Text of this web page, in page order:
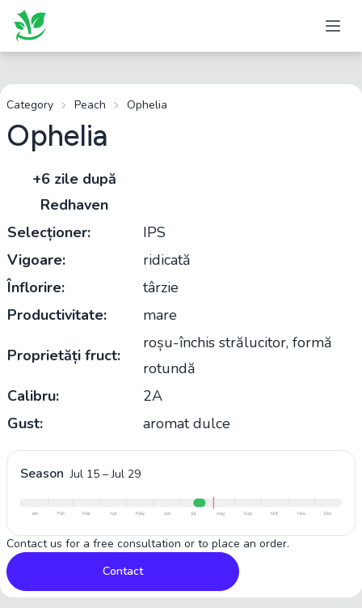
Category Peach Ophelia
Ophelia
+6 zile după
Redhaven
Selecționer:
IPS
Vigoare:
ridicată
Înflorire:
târzie
Productivitate:
mare
Proprietăți fruct:
roșu-închis strălucitor, formă
rotundă
Calibru:
2A
Gust:
aromat dulce
Season Jul 15 –Jul 29
Jan Feb Mar Apr May Jun Jul Aug Sep Oct Nov Dec
Contact us for a free consultation or to place an order.
Contact